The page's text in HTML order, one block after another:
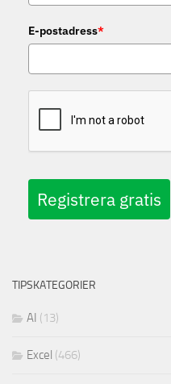
E-postadress*
Registrera gratis
TIPSKATEGORIER
AI (13)
Excel (466)